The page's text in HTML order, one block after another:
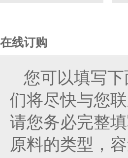
在线订购
您可以填写
们将尽快与您联
请您务必完整
原料的类型，